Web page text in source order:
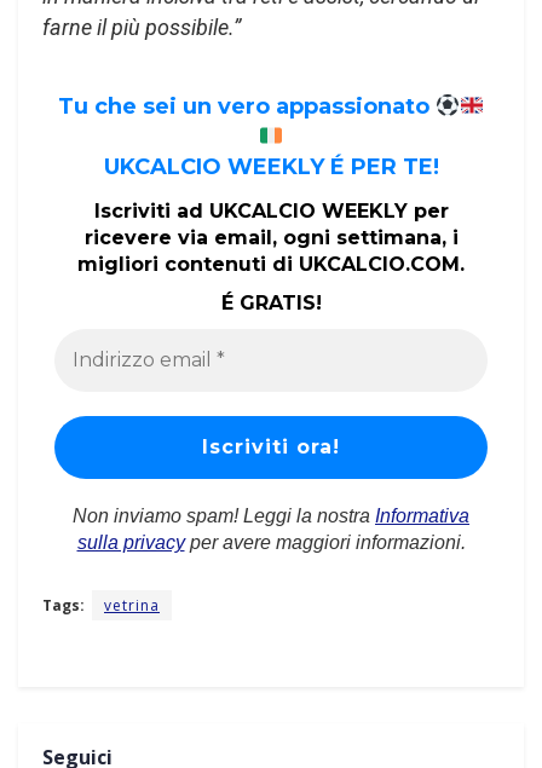
farne il più possibile.”
Tu che sei un vero appassionato
UKCALCIO WEEKLY É PER TE!
Iscriviti ad UKCALCIO WEEKLY per
ricevere via email, ogni settimana, i
migliori contenuti di UKCALCIO.COM.
É GRATIS!
Non inviamo spam! Leggi la nostra Informativa
sulla privacyper avere maggiori informazioni.
Tags: vetrina
Seguici